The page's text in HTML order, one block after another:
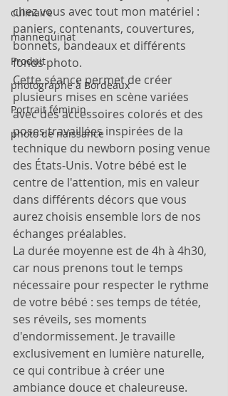
culinaire
mannequinat
Produit
photographe à Bordeaux
Portrait féminin
photo de naissance
chez vous avec tout mon matériel :
paniers, contenants, couvertures,
bonnets, bandeaux et différents
fonds photo.
Cette séance permet de créer
plusieurs mises en scène variées
avec des accessoires colorés et des
poses travaillées inspirées de la
technique du newborn posing venue
des États-Unis. Votre bébé est le
centre de l'attention, mis en valeur
dans différents décors que vous
aurez choisis ensemble lors de nos
échanges préalables.
La durée moyenne est de 4h à 4h30,
car nous prenons tout le temps
nécessaire pour respecter le rythme
de votre bébé : ses temps de tétée,
ses réveils, ses moments
d'endormissement. Je travaille
exclusivement en lumière naturelle,
ce qui contribue à créer une
ambiance douce et chaleureuse.